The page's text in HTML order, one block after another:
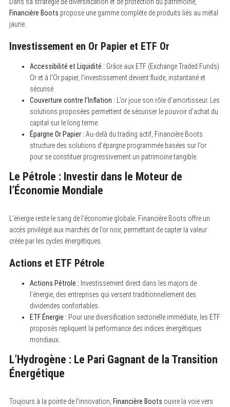
Financière Boots propose une gamme complète de produits liés au métal
jaune.
Investissement en Or Papier et ETF Or
Accessibilité et Liquidité : Grâce aux ETF (Exchange Traded Funds)
Or et à l’Or papier, l’investissement devient fluide, instantané et
sécurisé.
Couverture contre l’Inflation : L’or joue son rôle d’amortisseur. Les
solutions proposées permettent de sécuriser le pouvoir d’achat du
capital sur le long terme.
Épargne Or Papier : Au-delà du trading actif, Financière Boots
structure des solutions d’épargne programmée basées sur l’or
pour se constituer progressivement un patrimoine tangible.
Le Pétrole : Investir dans le Moteur de
l’Économie Mondiale
L’énergie reste le sang de l’économie globale. Financière Boots offre un
accès privilégié aux marchés de l’or noir, permettant de capter la valeur
créée par les cycles énergétiques.
Actions et ETF Pétrole
Actions Pétrole : Investissement direct dans les majors de
l’énergie, des entreprises qui versent traditionnellement des
dividendes confortables.
ETF Énergie : Pour une diversification sectorielle immédiate, les ETF
proposés repliquent la performance des indices énergétiques
mondiaux.
L’Hydrogène : Le Pari Gagnant de la Transition
Énergétique
Toujours à la pointe de l’innovation, Financière Boots ouvre la voie vers
e
r
c
f
o
r
: